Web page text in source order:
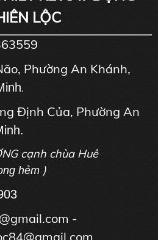
LỘC
Phường An Khánh,
.
Định Của, Phường An
cạnh chùa Huê
hẻm )
-